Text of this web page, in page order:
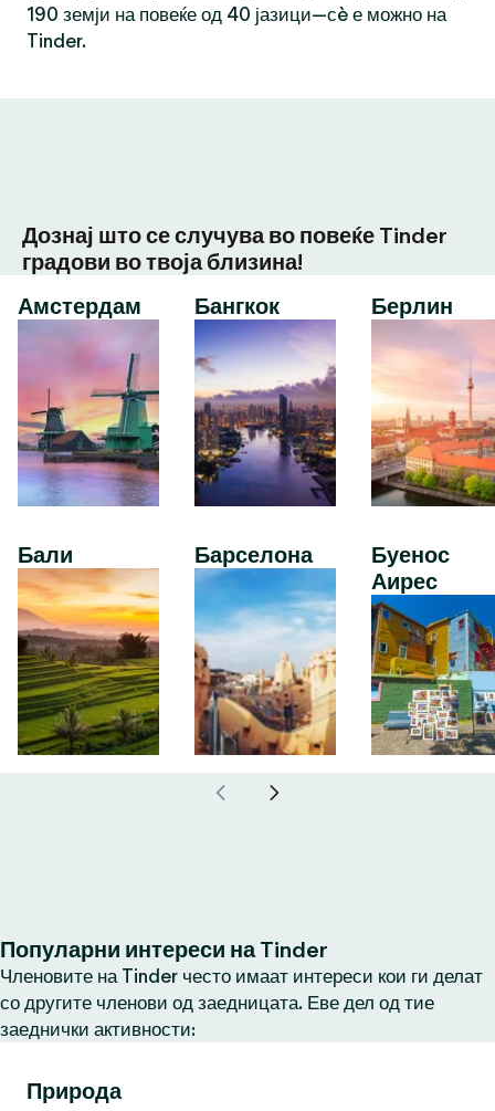
190 земји на повеќе од 40 јазици—сè е можно на
Tinder.
Дознај што се случува во повеќе Tinder
градови во твоја близина!
Амстердам
Бали
Бангкок
Барселона
Берлин
Буенос
Аирес
Популарни интереси на Tinder
Членовите на Tinder често имаат интереси кои ги делат
со другите членови од заедницата. Еве дел од тие
заеднички активности:
Природа